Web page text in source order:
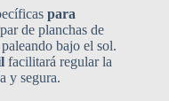
para
de planchas de
bajo el sol.
facilitará regular la
y segura.